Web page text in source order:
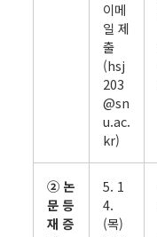
이메
일 제
출
(hsj
203
@sn
u.ac.
kr)
② 논
문 등
재 증
5. 1
4.
(목)